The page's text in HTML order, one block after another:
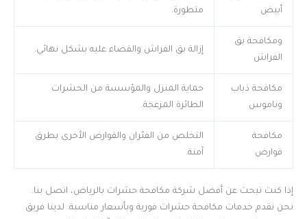
أبيض
متطورة.
ومكافحة بق
الفراش
إزالة بق الفراش والقضاء عليه بشكل نهائي.
مكافحة ذباب
وناموس
حماية المنزل والمؤسسة من الحشرات
الطائرة المزعجة.
مكافحة
قوارض
التخلص من الفئران والقوارض الأخرى بطرق
آمنة.
إذا كنت تبحث عن أفضل شركة مكافحة حشرات بالرياض، اتصل بنا.
نحن نقدم خدمات مكافحة حشرات فورية وبأسعار مناسبة. لدينا فريق